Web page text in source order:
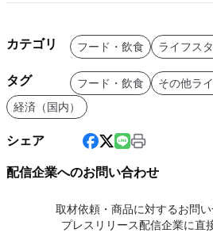
カテゴリ フード・飲食 ライフス
タグ フード・飲食
その他ラ
経済（国内）
シェア
配信企業へのお問い合わせ
取材依頼・商品に対するお問い
プレスリリース配信企業に直